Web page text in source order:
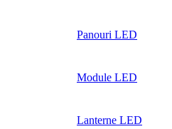
Panouri LED
Module LED
Lanterne LED